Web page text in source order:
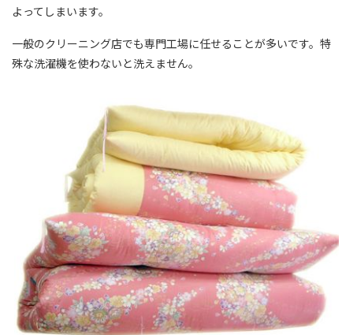
よってしまいます。
一般のクリーニング店でも専門工場に任せることが多いです。特
殊な洗濯機を使わないと洗えません。